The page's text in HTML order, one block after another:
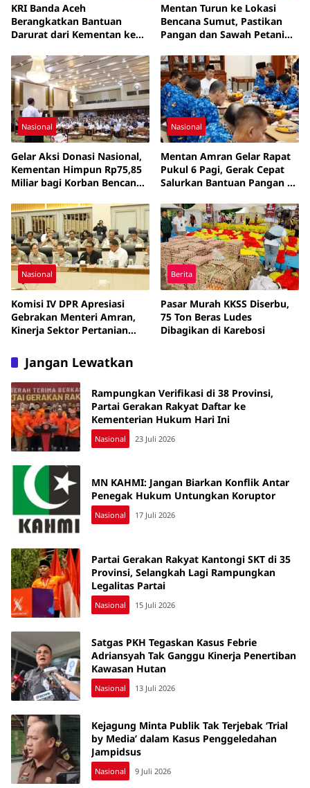
KRI Banda Aceh
Berangkatkan Bantuan
Darurat dari Kementan ke
Mentan Turun ke Lokasi
Bencana Sumut, Pastikan
Pangan dan Sawah Petani
Nasional
Gelar Aksi Donasi Nasional,
Kementan Himpun Rp75,85
Miliar bagi Korban Bencana
Nasional
Mentan Amran Gelar Rapat
Pukul 6 Pagi, Gerak Cepat
Salurkan Bantuan Pangan ke
Nasional
Komisi IV DPR Apresiasi
Gebrakan Menteri Amran,
Kinerja Sektor Pertanian
Berita
Pasar Murah KKSS Diserbu,
75 Ton Beras Ludes
Dibagikan di Karebosi
Jangan Lewatkan
Rampungkan Verifikasi di 38 Provinsi,
Partai Gerakan Rakyat Daftar ke
Kementerian Hukum Hari Ini
Nasional 23 Juli 2026
MN KAHMI: Jangan Biarkan Konflik Antar
Penegak Hukum Untungkan Koruptor
Nasional 17 Juli 2026
Partai Gerakan Rakyat Kantongi SKT di 35
Provinsi, Selangkah Lagi Rampungkan
Legalitas Partai
Nasional 15 Juli 2026
Satgas PKH Tegaskan Kasus Febrie
Adriansyah Tak Ganggu Kinerja Penertiban
Kawasan Hutan
Nasional 13 Juli 2026
Kejagung Minta Publik Tak Terjebak ‘Trial
by Media’ dalam Kasus Penggeledahan
Jampidsus
Nasional 9 Juli 2026